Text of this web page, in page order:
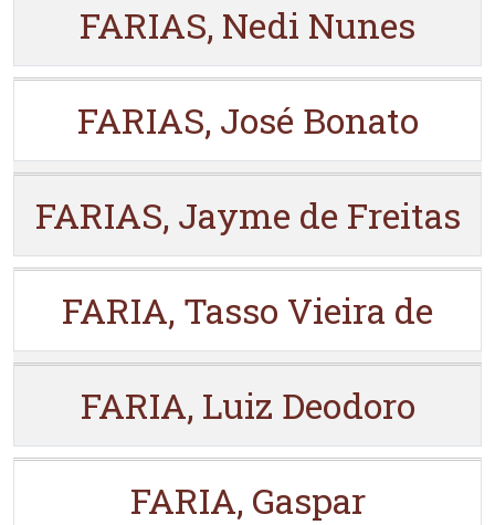
FARIAS, Nedi Nunes
FARIAS, José Bonato
FARIAS, Jayme de Freitas
FARIA, Tasso Vieira de
FARIA, Luiz Deodoro
FARIA, Gaspar